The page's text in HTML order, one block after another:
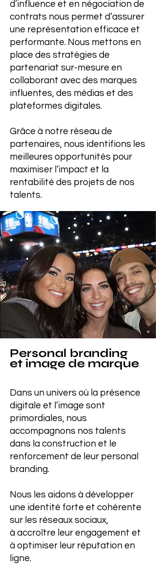
d’influence et en négociation de
contrats nous permet d’assurer
une représentation efficace et
performante. Nous mettons en
place des stratégies de
partenariat sur-mesure en
collaborant avec des marques
influentes, des médias et des
plateformes digitales.
Grâce à notre réseau de
partenaires, nous identifions les
meilleures opportunités pour
maximiser l’impact et la
rentabilité des projets de nos
talents.
Personal branding
et image de marque
Dans un univers où la présence
digitale et l’image sont
primordiales, nous
accompagnons nos talents
dans la construction et le
renforcement de leur personal
branding.
Nous les aidons à développer
une identité forte et cohérente
sur les réseaux sociaux,
à accroître leur engagement et
à optimiser leur réputation en
ligne.